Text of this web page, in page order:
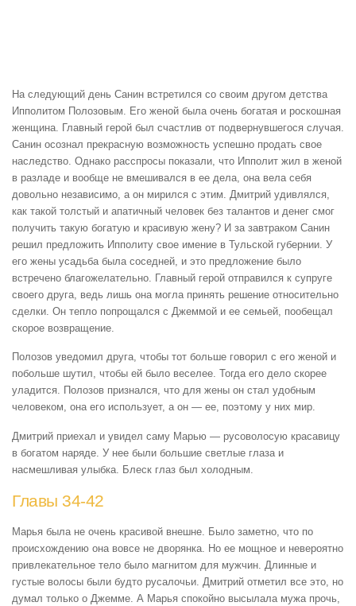
На следующий день Санин встретился со своим другом детства
Ипполитом Полозовым. Его женой была очень богатая и роскошная
женщина. Главный герой был счастлив от подвернувшегося случая.
Санин осознал прекрасную возможность успешно продать свое
наследство. Однако расспросы показали, что Ипполит жил в женой
в разладе и вообще не вмешивался в ее дела, она вела себя
довольно независимо, а он мирился с этим. Дмитрий удивлялся,
как такой толстый и апатичный человек без талантов и денег смог
получить такую богатую и красивую жену? И за завтраком Санин
решил предложить Ипполиту свое имение в Тульской губернии. У
его жены усадьба была соседней, и это предложение было
встречено благожелательно. Главный герой отправился к супруге
своего друга, ведь лишь она могла принять решение относительно
сделки. Он тепло попрощался с Джеммой и ее семьей, пообещал
скорое возвращение.
Полозов уведомил друга, чтобы тот больше говорил с его женой и
побольше шутил, чтобы ей было веселее. Тогда его дело скорее
уладится. Полозов признался, что для жены он стал удобным
человеком, она его использует, а он — ее, поэтому у них мир.
Дмитрий приехал и увидел саму Марью — русоволосую красавицу
в богатом наряде. У нее были большие светлые глаза и
насмешливая улыбка. Блеск глаз был холодным.
Главы 34-42
Марья была не очень красивой внешне. Было заметно, что по
происхождению она вовсе не дворянка. Но ее мощное и невероятно
привлекательное тело было магнитом для мужчин. Длинные и
густые волосы были будто русалочьи. Дмитрий отметил все это, но
думал только о Джемме. А Марья спокойно высылала мужа прочь,